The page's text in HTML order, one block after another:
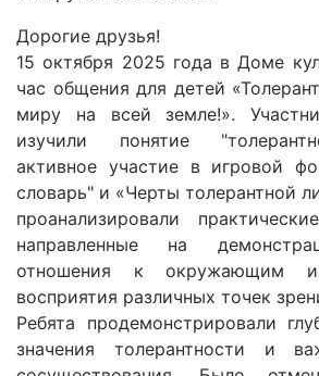
Дорогие друзья!
15 октября 2025 года в Доме
час общения для детей
миру на всей земле!».
изучили понятие
активное участие в игровой
словарь" и «Черты толерантной
проанализировали
направленные на
отношения к окружающим и
восприятия различных точек
Ребята продемонстрировали
значения толерантности и